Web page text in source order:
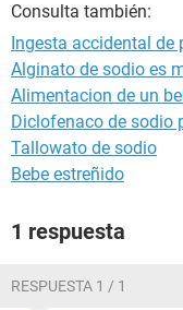
Consulta también:
Ingesta accidental de
Alginato de sodio es
Alimentacion de un
Diclofenaco de sodio
Tallowato de sodio
Bebe estreñido
1 respuesta
RESPUESTA 1 / 1